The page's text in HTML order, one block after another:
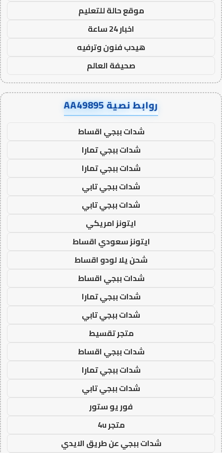
موقع حالة للتعليم
اخبار 24 ساعة
هيدب فنون وترفيه
صحيفة العالم
روابط نصية AA49895
شدات ببجي اقساط
شدات ببجي تمارا
شدات ببجي تمارا
شدات ببجي تابي
شدات ببجي تابي
ايتونز امريكي
ايتونز سعودي اقساط
شحن يلا لودو اقساط
شدات ببجي اقساط
شدات ببجي تمارا
شدات ببجي تابي
متجر تقسيط
شدات ببجي اقساط
شدات ببجي تمارا
شدات ببجي تابي
فور يو ستور
متجر 4u
شدات ببجي عن طريق الايدي